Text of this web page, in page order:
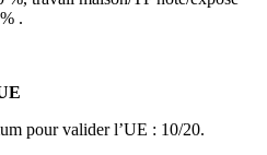
.
pour valider l’UE : 10/20.